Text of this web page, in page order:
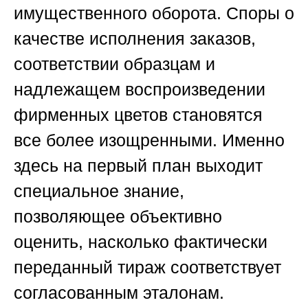
имущественного оборота. Споры о
качестве исполнения заказов,
соответствии образцам и
надлежащем воспроизведении
фирменных цветов становятся
все более изощренными. Именно
здесь на первый план выходит
специальное знание,
позволяющее объективно
оценить, насколько фактически
переданный тираж соответствует
согласованным эталонам.